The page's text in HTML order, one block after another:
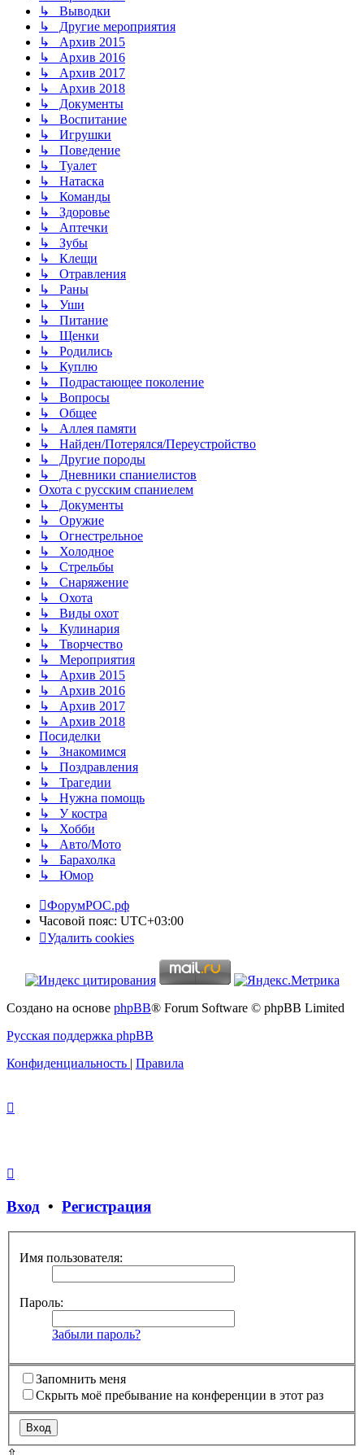
↳ Выводки
↳ Другие мероприятия
↳ Архив 2015
↳ Архив 2016
↳ Архив 2017
↳ Архив 2018
↳ Документы
↳ Воспитание
↳ Игрушки
↳ Поведение
↳ Туалет
↳ Натаска
↳ Команды
↳ Здоровье
↳ Аптечки
↳ Зубы
↳ Клещи
↳ Отравления
↳ Раны
↳ Уши
↳ Питание
↳ Щенки
↳ Родились
↳ Куплю
↳ Подрастающее поколение
↳ Вопросы
↳ Общее
↳ Аллея памяти
↳ Найден/Потерялся/Переустройство
↳ Другие породы
↳ Дневники спаниелистов
Охота с русским спаниелем
↳ Документы
↳ Оружие
↳ Огнестрельное
↳ Холодное
↳ Стрельбы
↳ Снаряжение
↳ Охота
↳ Виды охот
↳ Кулинария
↳ Творчество
↳ Мероприятия
↳ Архив 2015
↳ Архив 2016
↳ Архив 2017
↳ Архив 2018
Посиделки
↳ Знакомимся
↳ Поздравления
↳ Трагедии
↳ Нужна помощь
↳ У костра
↳ Хобби
↳ Авто/Мото
↳ Барахолка
↳ Юмор
ФорумРОС.рф
Часовой пояс: UTC+03:00
Удалить cookies
Создано на основе phpBB® Forum Software © phpBB Limited
Русская поддержка phpBB
Конфиденциальность | Правила
Вход • Регистрация
Имя пользователя:
Пароль:
Забыли пароль?
Запомнить меня
Скрыть моё пребывание на конференции в этот раз